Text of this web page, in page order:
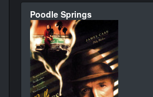
Poodle Springs